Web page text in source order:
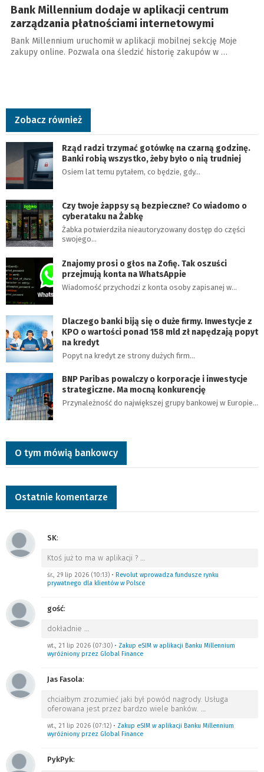
Bank Millennium dodaje w aplikacji centrum
zarządzania płatnościami internetowymi
Bank Millennium uruchomił w aplikacji mobilnej sekcję Moje
zakupy online. Pozwala ona śledzić historię zakupów w …
Zobacz również
Rząd radzi trzymać gotówkę na czarną godzinę.
Banki robią wszystko, żeby było o nią trudniej
Osiem lat temu pytałem, co będzie, gdy…
Czy twoje żappsy są bezpieczne? Co wiadomo o
cyberataku na Żabkę
Żabka potwierdziła nieautoryzowany dostęp do części
swojego…
Znajomy prosi o głos na Zofię. Tak oszuści
przejmują konta na WhatsAppie
Wiadomość przychodzi z konta osoby zapisanej w…
Dlaczego banki biją się o duże firmy. Inwestycje z
KPO o wartości ponad 158 mld zł napędzają popyt
na kredyt
Popyt na kredyt ze strony dużych firm…
BNP Paribas powalczy o korporacje i inwestycje
strategiczne. Ma mocną konkurencję
Przynależność do największej grupy bankowej w Europie…
O tym mówią bankowcy
Ostatnie komentarze
SK:
Ktoś już to ma w aplikacji ? …
śr., 29 lip 2026 (10:13) • Revolut wprowadza fundusze rynku
prywatnego dla klientów w Polsce
gość:
dokładnie …
wt., 21 lip 2026 (07:30) • Zakup eSIM w aplikacji Banku Millennium
wyróżniony przez Global Finance
Jas Fasola:
chciałbym zrozumieć jaki był powód nagrody. Usługa
oferowana jest przez bardzo wiele banków. …
wt., 21 lip 2026 (07:12) • Zakup eSIM w aplikacji Banku Millennium
wyróżniony przez Global Finance
PykPyk: